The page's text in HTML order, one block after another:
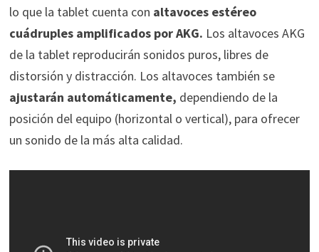
lo que la tablet cuenta con altavoces estéreo
cuádruples amplificados por AKG. Los altavoces AKG
de la tablet reproducirán sonidos puros, libres de
distorsión y distracción. Los altavoces también se
ajustarán automáticamente, dependiendo de la
posición del equipo (horizontal o vertical), para ofrecer
un sonido de la más alta calidad.